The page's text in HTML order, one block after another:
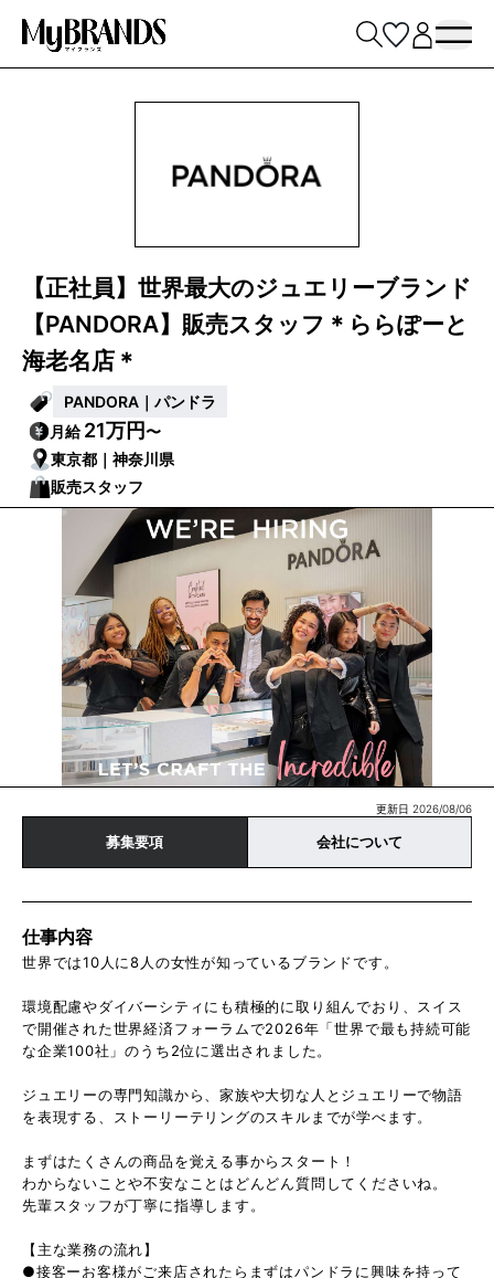
【正社員】世界最大のジュエリーブランド
【PANDORA】販売スタッフ＊ららぽーと
海老名店＊
PANDORA｜パンドラ
月給21万円〜
東京都｜神奈川県
販売スタッフ
更新日 2026/08/06
募集要項 会社について
仕事内容
世界では10人に8人の女性が知っているブランドです。
環境配慮やダイバーシティにも積極的に取り組んでおり、スイス
で開催された世界経済フォーラムで2026年「世界で最も持続可能
な企業100社」のうち2位に選出されました。
ジュエリーの専門知識から、家族や大切な人とジュエリーで物語
を表現する、ストーリーテリングのスキルまでが学べます。
まずはたくさんの商品を覚える事からスタート！
わからないことや不安なことはどんどん質問してくださいね。
先輩スタッフが丁寧に指導します。
【主な業務の流れ】
●接客ーお客様がご来店されたらまずはパンドラに興味を持って